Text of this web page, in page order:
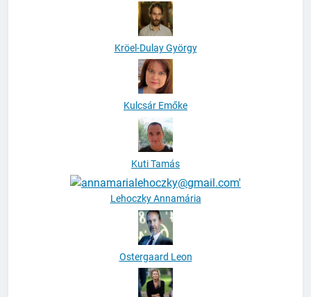
Kröel-Dulay György
Kulcsár Emőke
Kuti Tamás
Lehoczky Annamária
Ostergaard Leon